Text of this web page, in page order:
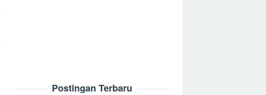
Postingan Terbaru